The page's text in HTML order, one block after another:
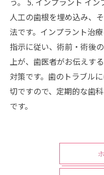
人工の歯根を埋め込み、
法です。インプラント治
指示に従い、術前・術後
上が、歯医者がお伝えす
対策です。歯のトラブル
切ですので、定期的な歯
です。